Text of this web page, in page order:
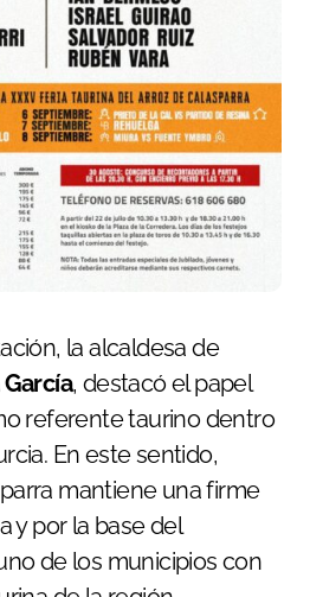
la alcaldesa de
, destacó el papel
referente taurino dentro
En este sentido,
mantiene una firme
y por la base del
de los municipios con